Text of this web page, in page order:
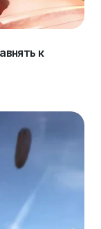
к